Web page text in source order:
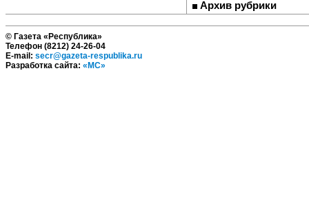
Архив рубрики
© Газета «Республика»
Телефон (8212) 24-26-04
E-mail: secr@gazeta-respublika.ru
Разработка сайта: «МС»